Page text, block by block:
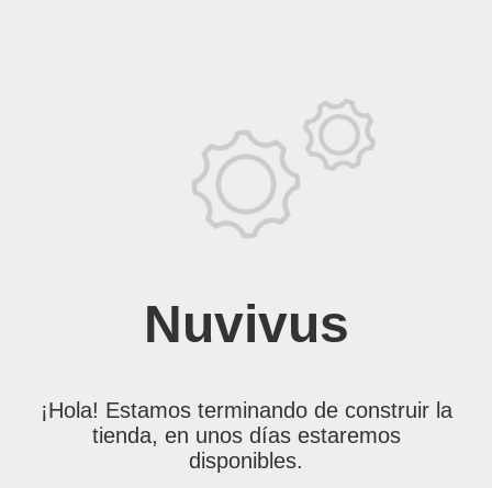
Nuvivus
¡Hola! Estamos terminando de construir la
tienda, en unos días estaremos
disponibles.